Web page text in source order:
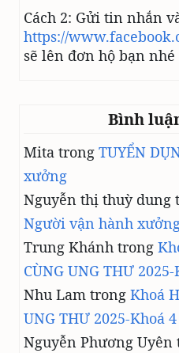
Cách 2: Gửi tin nhắn
https://
sẽ lên đơn hộ bạn nhé
Bình
Mita trong TUYỂN
xưởng
Nguyễn thị thuỳ dung
Người vận hành
Trung Khánh trong
CÙNG UNG THƯ
Nhu Lam trong Khoá
UNG THƯ 2025-Khoá 4
Nguyễn Phương Uyên